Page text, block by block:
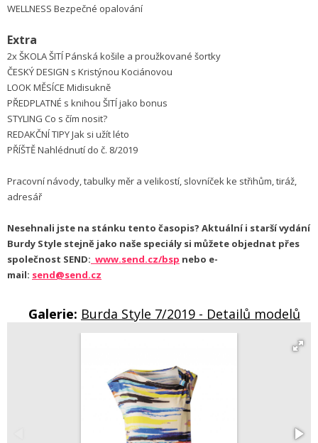
WELLNESS Bezpečné opalování
Extra
2x ŠKOLA ŠITÍ Pánská košile a proužkované šortky
ČESKÝ DESIGN s Kristýnou Kociánovou
LOOK MĚSÍCE Midisukně
PŘEDPLATNÉ s knihou ŠITÍ jako bonus
STYLING Co s čím nosit?
REDAKČNÍ TIPY Jak si užít léto
PŘÍŠTĚ Nahlédnutí do č. 8/2019
Pracovní návody, tabulky měr a velikostí, slovníček ke střihům, tiráž,
adresář
Nesehnali jste na stánku tento časopis? Aktuální i starší vydání
Burdy Style stejně jako naše speciály si můžete objednat přes
společnost SEND: www.send.cz/bsp nebo e-
mail: send@send.cz
Galerie: Burda Style 7/2019 - Detailů modelů